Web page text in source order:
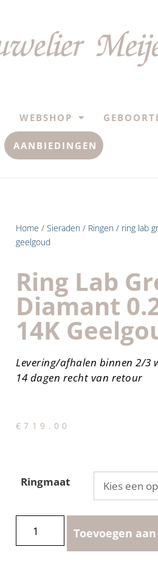
WEBSHOP
AANBIEDINGEN
Home / Sieraden / Ringen / ring lab
geelgoud
Ring Lab
Diamant
14K
Levering/afhalen binnen 2/3
14 dagen recht van retour
€719.00
Ringmaat
Toevoegen